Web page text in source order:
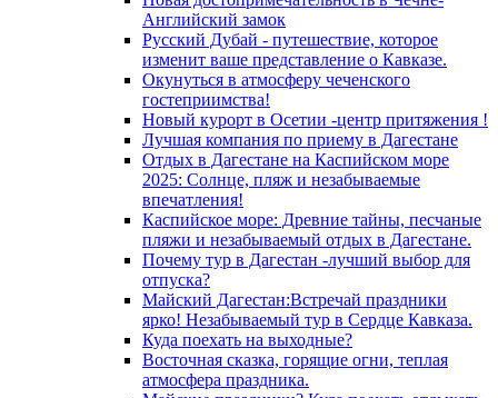
Английский замок
Русский Дубай - путешествие, которое
изменит ваше представление о Кавказе.
Окунуться в атмосферу чеченского
гостеприимства!
Новый курорт в Осетии -центр притяжения !
Лучшая компания по приему в Дагестане
Отдых в Дагестане на Каспийском море
2025: Солнце, пляж и незабываемые
впечатления!
Каспийское море: Древние тайны, песчаные
пляжи и незабываемый отдых в Дагестане.
Почему тур в Дагестан -лучший выбор для
отпуска?
Майский Дагестан:Встречай праздники
ярко! Незабываемый тур в Сердце Кавказа.
Куда поехать на выходные?
Восточная сказка, горящие огни, теплая
атмосфера праздника.